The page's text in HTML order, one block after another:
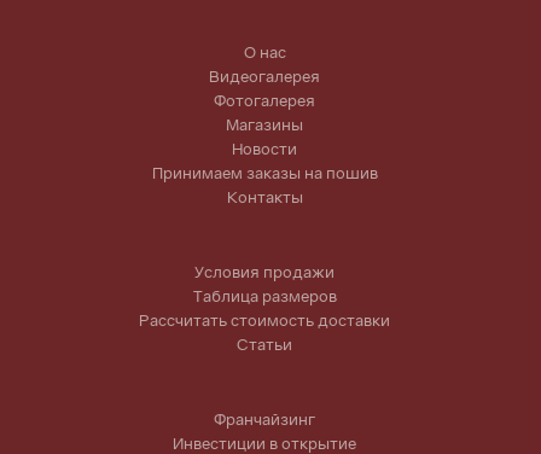
О нас
Видеогалерея
Фотогалерея
Магазины
Новости
Принимаем заказы на пошив
Контакты
Условия продажи
Таблица размеров
Рассчитать стоимость доставки
Статьи
Франчайзинг
Инвестиции в открытие